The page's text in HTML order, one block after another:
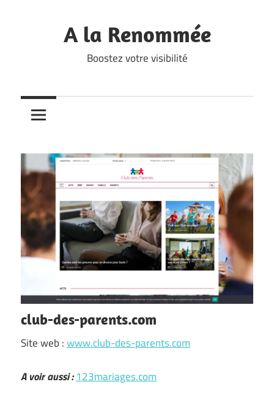
A la Renommée
Boostez votre visibilité
club-des-parents.com
Site web :www.club-des-parents.com
A voir aussi : 123mariages.com